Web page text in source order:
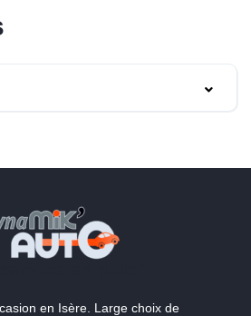
en Isère. Large choix de